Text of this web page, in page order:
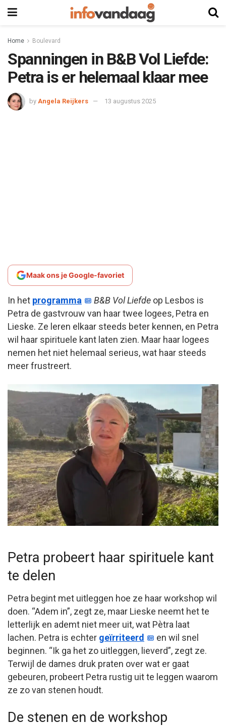
Home Boulevard
Spanningen in B&B Vol Liefde:
Petra is er helemaal klaar mee
by Angela Reijkers 13 augustus 2025
Maak ons je Google-favoriet
In het programma B&B Vol Liefde op Lesbos is
Petra de gastvrouw van haar twee logees, Petra en
Lieske. Ze leren elkaar steeds beter kennen, en Petra
wil haar spirituele kant laten zien. Maar haar logees
nemen het niet helemaal serieus, wat haar steeds
meer frustreert.
Petra probeert haar spirituele kant
te delen
Petra begint met uitleggen hoe ze haar workshop wil
doen. “Adem in”, zegt ze, maar Lieske neemt het te
letterlijk en ademt niet meer uit, wat Pètra laat
lachen. Petra is echter geïrriteerd
en wil snel
beginnen. “Ik ga het zo uitleggen, lieverd”, zegt ze.
Terwijl de dames druk praten over wat er gaat
gebeuren, probeert Petra rustig uit te leggen waarom
ze zo van stenen houdt.
De stenen en de workshop